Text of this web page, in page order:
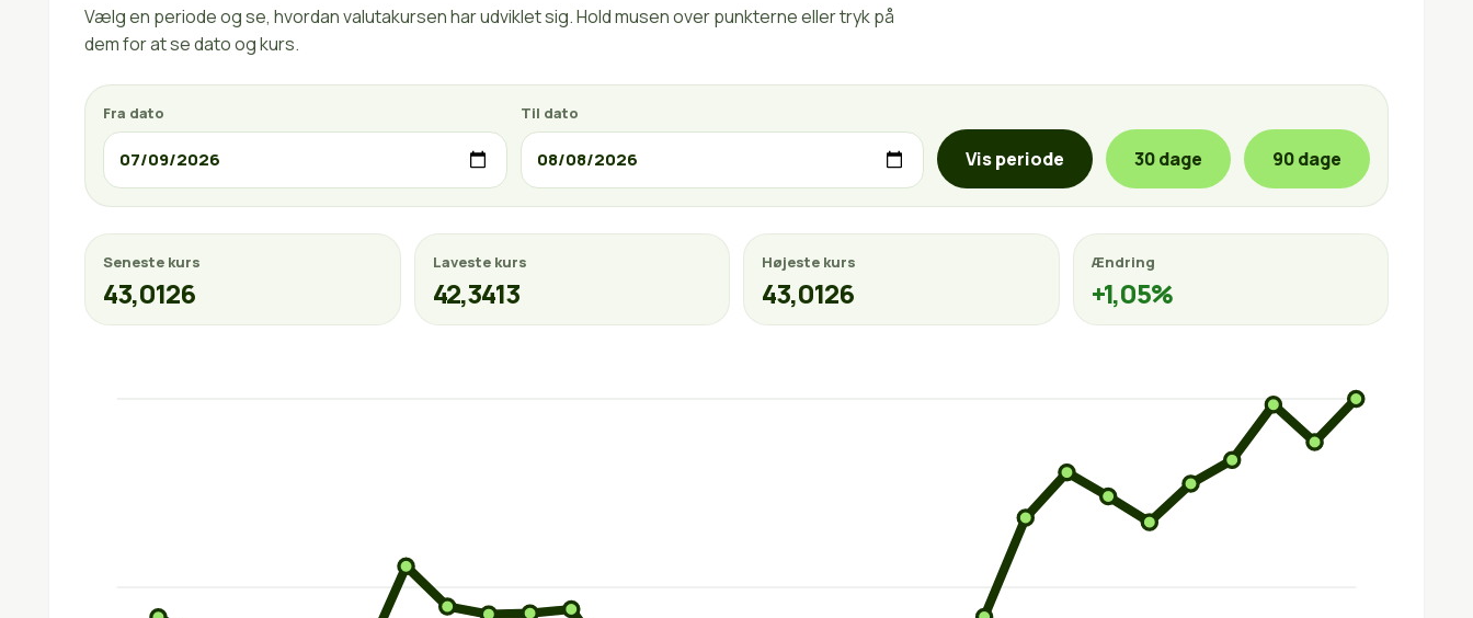
Vælg en periode og se, hvordan valutakursen har udviklet sig. Hold musen over punkterne eller tryk på
dem for at se dato og kurs.
Fra dato Til dato
Vis periode 30 dage 90 dage
Seneste kurs
43,0126
Laveste kurs
42,3413
Højeste kurs
43,0126
Ændring
+1,05%